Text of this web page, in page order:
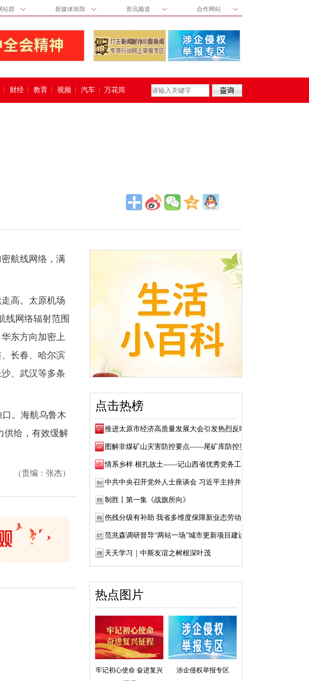
站群 新媒体矩阵 资讯频道 合作网站
财经 教育 视频 汽车 万花筒
航线网络，满
高。太原机场
线网络辐射范围
东方向加密上
长春、哈尔滨
、武汉等多条
。海航乌鲁木
供给，有效缓解
（责编：张杰）
点击热榜
推进太原市经济高质量发展大会引发热烈反响
图解非煤矿山灾害防控要点——尾矿库防控要点
情系乡梓 根扎故土——记山西省优秀党务工作...
中共中央召开党外人士座谈会 习近平主持并发...
制胜丨第一集《战旗所向》
伤残分级有补助 我省多维度保障新业态劳动者...
范兆森调研督导“两站一场”城市更新项目建设
天天学习｜中斯友谊之树根深叶茂
热点图片
牢记初心使命 奋进复兴
涉企侵权举报专区